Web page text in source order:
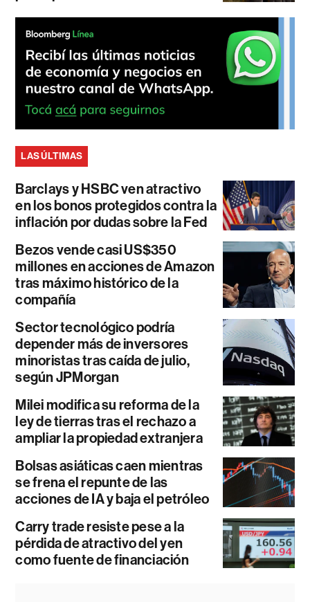
LAS ÚLTIMAS
Barclays y HSBC ven atractivo
en los bonos protegidos contra la
inflación por dudas sobre la Fed
Bezos vende casi US$350
millones en acciones de Amazon
tras máximo histórico de la
compañía
Sector tecnológico podría
depender más de inversores
minoristas tras caída de julio,
según JPMorgan
Milei modifica su reforma de la
ley de tierras tras el rechazo a
ampliar la propiedad extranjera
Bolsas asiáticas caen mientras
se frena el repunte de las
acciones de IA y baja el petróleo
Carry trade resiste pese a la
pérdida de atractivo del yen
como fuente de financiación